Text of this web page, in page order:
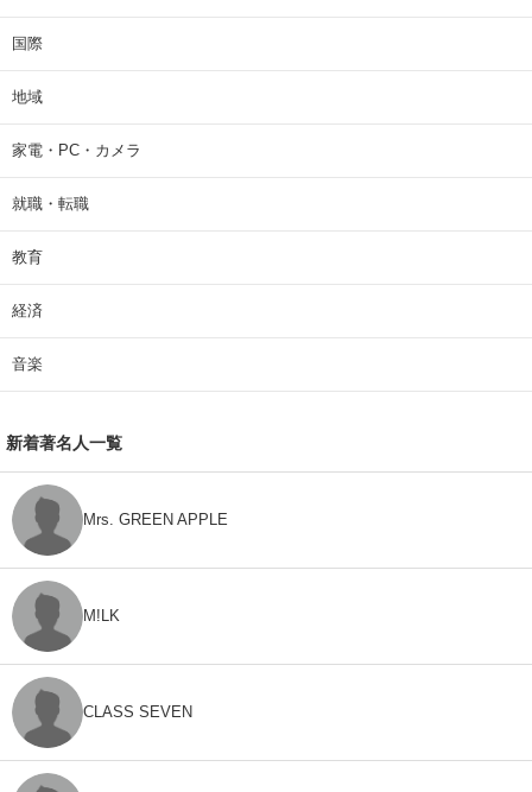
国際
地域
家電・PC・カメラ
就職・転職
教育
経済
音楽
新着著名人一覧
Mrs. GREEN APPLE
M!LK
CLASS SEVEN